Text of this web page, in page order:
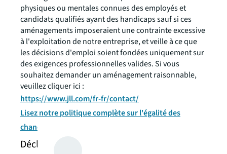
physiques ou mentales connues des employés et
candidats qualifiés ayant des handicaps sauf si ces
aménagements imposeraient une contrainte excessive
à l'exploitation de notre entreprise, et veille à ce que
les décisions d'emploi soient fondées uniquement sur
des exigences professionnelles valides. Si vous
souhaitez demander un aménagement raisonnable,
veuillez cliquer ici :
https://www.jll.com/fr-fr/contact/
Lisez notre politique complète sur l'égalité des
chances en matière d'emploi et l'action positive.
Déclaration de sécurité de l'information